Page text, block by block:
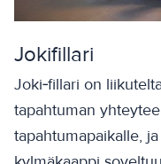
Jokifillari
Joki‑fillari on
tapahtuman
tapahtumapaikalle,